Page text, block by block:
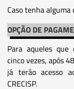
Caso tenha
OPÇÃO DE
Para aqueles que
cinco vezes, após
já terão acesso
CRECISP.